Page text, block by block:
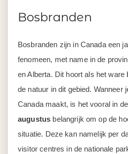
Bosbranden
Bosbranden zijn in Canada een
fenomeen, met name in de
en Alberta. Dit hoort als het ware
de natuur in dit gebied. Wanneer
Canada maakt, is het vooral in
augustus belangrijk om op de
situatie. Deze kan namelijk per
visitor centres in de nationale